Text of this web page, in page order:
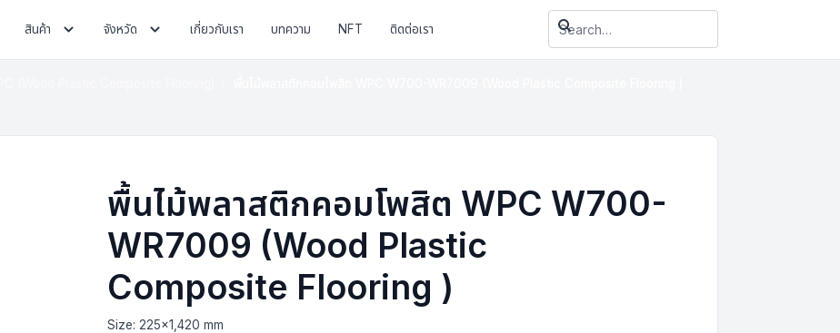
สินค้า จังหวัด เกี่ยวกับเรา บทความ NFT ติดต่อเรา
พื้นไม้พลาสติกคอมโพสิต WPC W700-
WR7009 (Wood Plastic
Composite Flooring )
Size: 225x1,420 mm